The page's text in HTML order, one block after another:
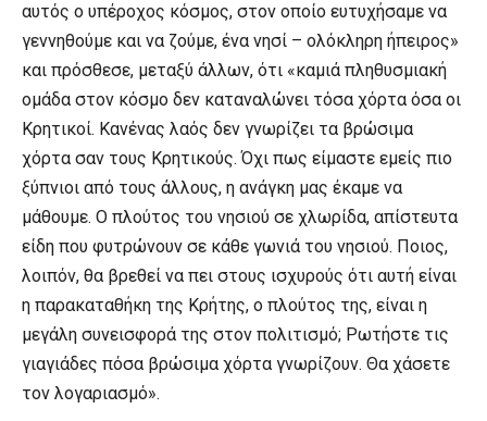
αυτός ο υπέροχος κόσμος, στον οποίο ευτυχήσαμε να
γεννηθούμε και να ζούμε, ένα νησί – ολόκληρη ήπειρος»
και πρόσθεσε, μεταξύ άλλων, ότι «καμιά πληθυσμιακή
ομάδα στον κόσμο δεν καταναλώνει τόσα χόρτα όσα οι
Κρητικοί. Κανένας λαός δεν γνωρίζει τα βρώσιμα
χόρτα σαν τους Κρητικούς. Όχι πως είμαστε εμείς πιο
ξύπνιοι από τους άλλους, η ανάγκη μας έκαμε να
μάθουμε. Ο πλούτος του νησιού σε χλωρίδα, απίστευτα
είδη που φυτρώνουν σε κάθε γωνιά του νησιού. Ποιος,
λοιπόν, θα βρεθεί να πει στους ισχυρούς ότι αυτή είναι
η παρακαταθήκη της Κρήτης, ο πλούτος της, είναι η
μεγάλη συνεισφορά της στον πολιτισμό; Ρωτήστε τις
γιαγιάδες πόσα βρώσιμα χόρτα γνωρίζουν. Θα χάσετε
τον λογαριασμό».